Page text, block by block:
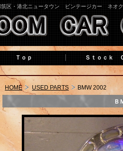
筑区・港北ニュータウン ビンテージカー ネオ
ｏｐ Ｓｔｏｃｋ
HOME USED PARTS BMW 2002
Ｂ